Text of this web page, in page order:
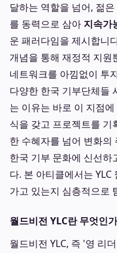
달하는 역할을 넘어, 젊
를 동력으로 삼아 지속가
운 패러다임을 제시합니
개념을 통해 재정적 지원
네트워크를 아낌없이 투
다양한 한국 기부단체들
는 이유는 바로 이 지점
식을 갖고 프로젝트를 기
한 수혜자를 넘어 변화의
한국 기부 문화에 신선하
다. 본 아티클에서는
가고 있는지 심층적으로
월드비전 YLC란 무엇인
월드비전 YLC, 즉 '영 리